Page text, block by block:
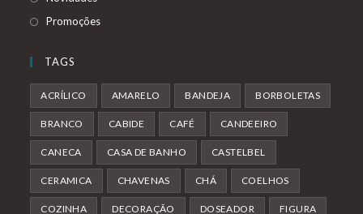
Promoções
TAGS
ACRÍLICO AMARELO BANDEJA BORBOLETAS
BRANCO CABIDE CAFÉ CANDEEIRO
CANECA CASA DE BANHO CASTELBEL
CERAMICA CHAVENAS CHÁ COELHOS
COZINHA DECORAÇÃO DOSEADOR FIGURA